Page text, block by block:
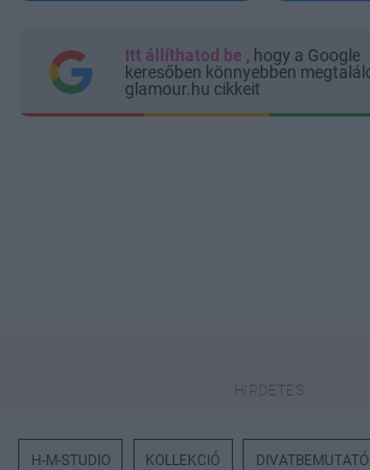
Itt állíthatod be , hogy a Google
keresőben könnyebben
glamour.hu cikkeit
H-M-STUDIO KOLLEKCIÓ DIVATBEMUTATÓ